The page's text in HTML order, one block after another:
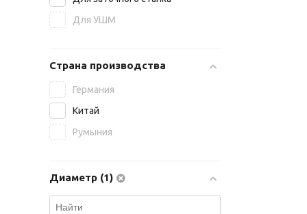
БАРС
Для УШМ
Страна производства
Германия
Китай
Румыния
Диаметр (1)